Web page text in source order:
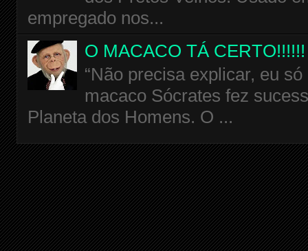
empregado nos...
O MACACO TÁ CERTO!!!!!!
“Não precisa explicar, eu
macaco Sócrates fez
Planeta dos Homens. O ...